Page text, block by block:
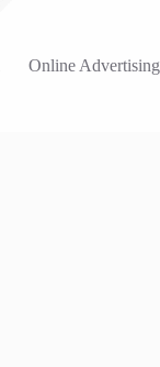
Online Advertising